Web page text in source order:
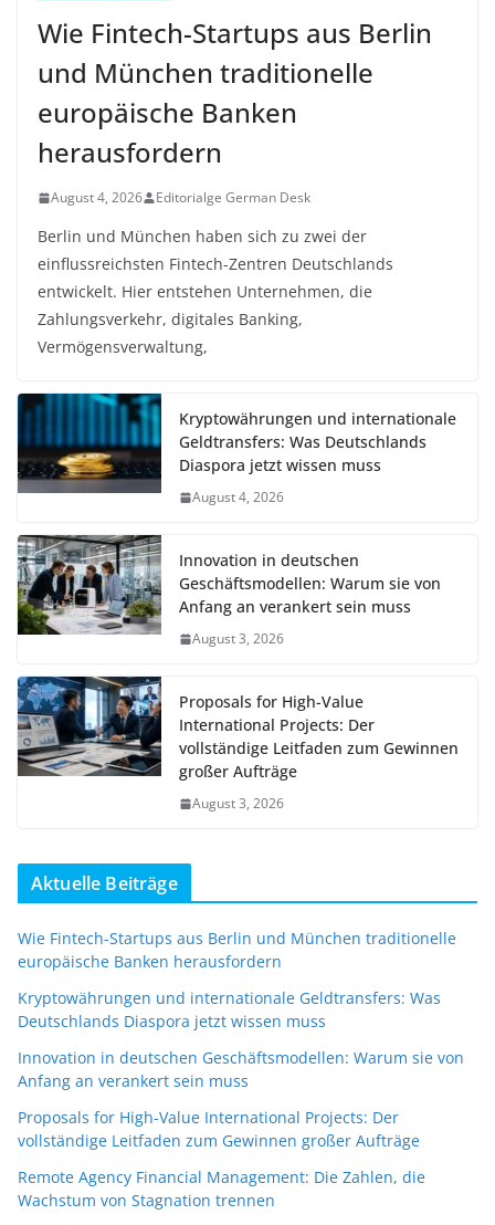
Wie Fintech-Startups aus Berlin
und München traditionelle
europäische Banken
herausfordern
August 4, 2026 Editorialge German Desk
Berlin und München haben sich zu zwei der
einflussreichsten Fintech-Zentren Deutschlands
entwickelt. Hier entstehen Unternehmen, die
Zahlungsverkehr, digitales Banking,
Vermögensverwaltung,
Kryptowährungen und internationale
Geldtransfers: Was Deutschlands
Diaspora jetzt wissen muss
August 4, 2026
Innovation in deutschen
Geschäftsmodellen: Warum sie von
Anfang an verankert sein muss
August 3, 2026
Proposals for High-Value
International Projects: Der
vollständige Leitfaden zum Gewinnen
großer Aufträge
August 3, 2026
Aktuelle Beiträge
Wie Fintech-Startups aus Berlin und München traditionelle
europäische Banken herausfordern
Kryptowährungen und internationale Geldtransfers: Was
Deutschlands Diaspora jetzt wissen muss
Innovation in deutschen Geschäftsmodellen: Warum sie von
Anfang an verankert sein muss
Proposals for High-Value International Projects: Der
vollständige Leitfaden zum Gewinnen großer Aufträge
Remote Agency Financial Management: Die Zahlen, die
Wachstum von Stagnation trennen